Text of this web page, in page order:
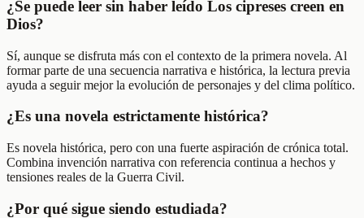
¿Se puede leer sin haber leído Los cipreses creen en
Dios?
Sí, aunque se disfruta más con el contexto de la primera novela. Al
formar parte de una secuencia narrativa e histórica, la lectura previa
ayuda a seguir mejor la evolución de personajes y del clima político.
¿Es una novela estrictamente histórica?
Es novela histórica, pero con una fuerte aspiración de crónica total.
Combina invención narrativa con referencia continua a hechos y
tensiones reales de la Guerra Civil.
¿Por qué sigue siendo estudiada?